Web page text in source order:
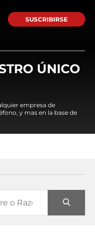
SUSCRIBIRSE
ÚNICO
empresa de
y mas en la base de